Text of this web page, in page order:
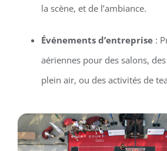
la scène, et de l’ambiance.
Événements d’entreprise:
aériennes pour des salons,
plein air, ou des activités de